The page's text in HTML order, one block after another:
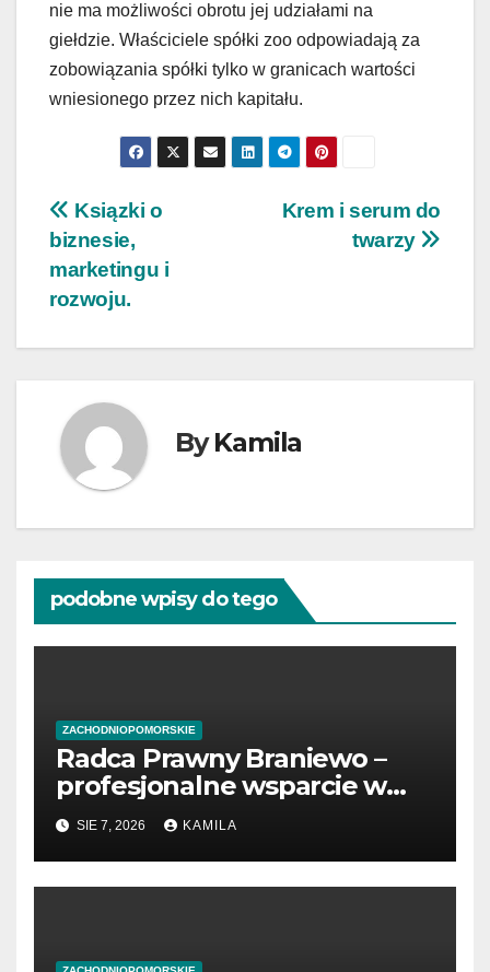
nie ma możliwości obrotu jej udziałami na
giełdzie. Właściciele spółki zoo odpowiadają za
zobowiązania spółki tylko w granicach wartości
wniesionego przez nich kapitału.
Nawigacja
wpisu
Krem i serum do
twarzy
Ksiązki o
biznesie,
marketingu i
rozwoju.
ByKamila
podobne wpisy do tego
ZACHODNIOPOMORSKIE
Radca Prawny Braniewo –
profesjonalne wsparcie w
sprawach prawnych
SIE 7, 2026 KAMILA